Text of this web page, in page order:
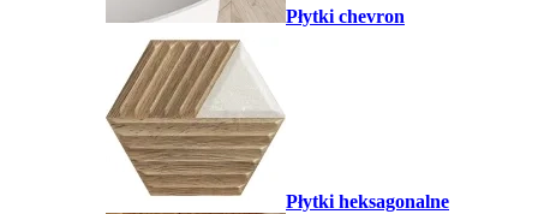
Płytki chevron
Płytki heksagonalne